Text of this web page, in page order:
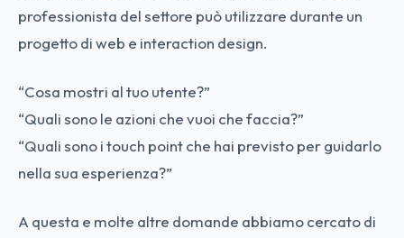
professionista del settore può utilizzare durante un
progetto di web e interaction design.
“Cosa mostri al tuo utente?”
“Quali sono le azioni che vuoi che faccia?”
“Quali sono i touch point che hai previsto per guidarlo
nella sua esperienza?”
A questa e molte altre domande abbiamo cercato di